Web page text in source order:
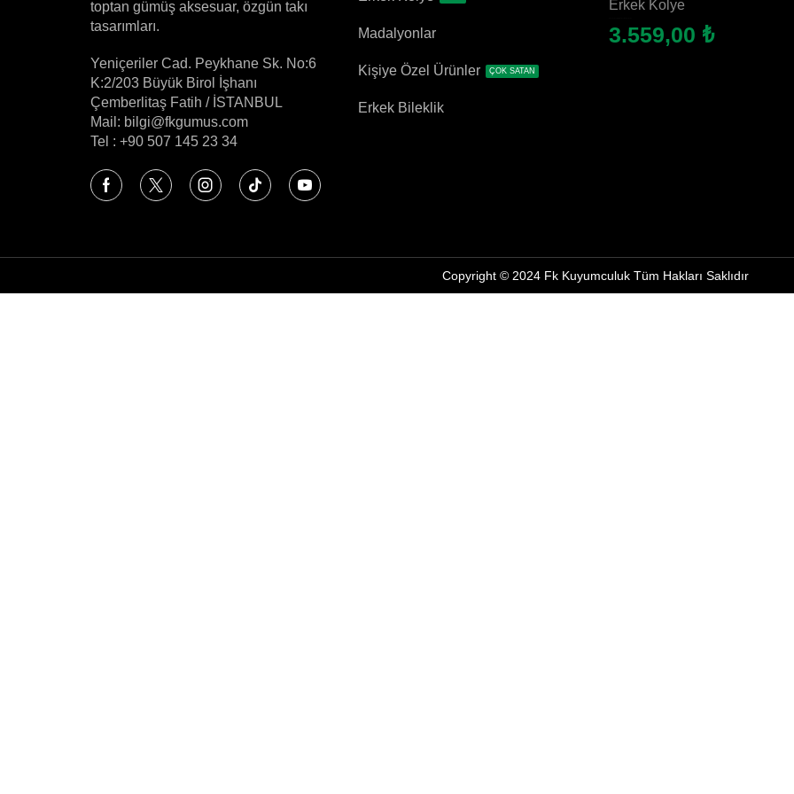
toptan gümüş aksesuar, özgün takı
tasarımları.
Yeniçeriler Cad. Peykhane Sk. No:6
K:2/203 Büyük Birol İşhanı
Çemberlitaş Fatih / İSTANBUL
Mail: bilgi@fkgumus.com
Tel : +90 507 145 23 34
Madalyonlar
Kişiye Özel Ürünler ÇOK SATAN
Erkek Bileklik
Erkek Gümüş Yüzük
4.290,00
Erkek Kolye
3.559,00
6.794,00
Copyright © 2024 Fk Kuyumculuk Tüm Hakları Saklıdır